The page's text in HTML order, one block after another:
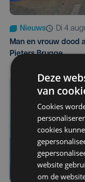
Nieuws
di 4
Man en vrouw dood
Pieters Brugge
Deze
van
Cookies
cookies
website
om de